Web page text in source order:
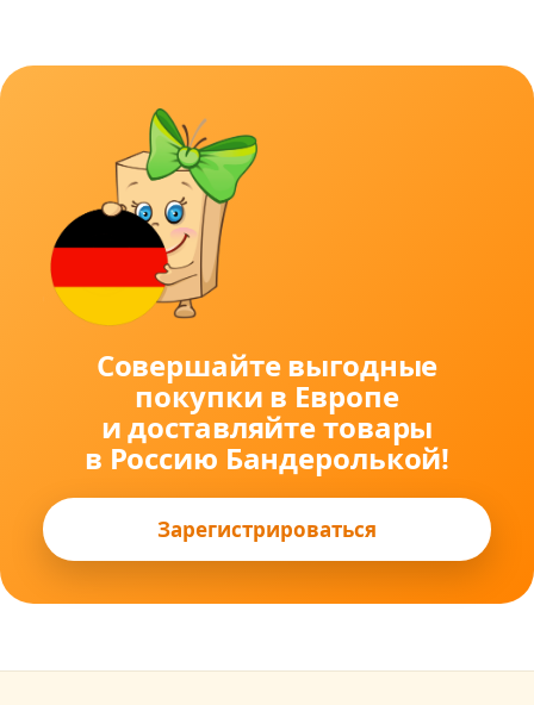
Совершайте выгодные
покупки в Европе
и доставляйте товары
в Россию Бандеролькой!
Зарегистрироваться